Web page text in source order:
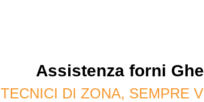
Assistenza forni
TECNICI DI ZONA, SEMPRE